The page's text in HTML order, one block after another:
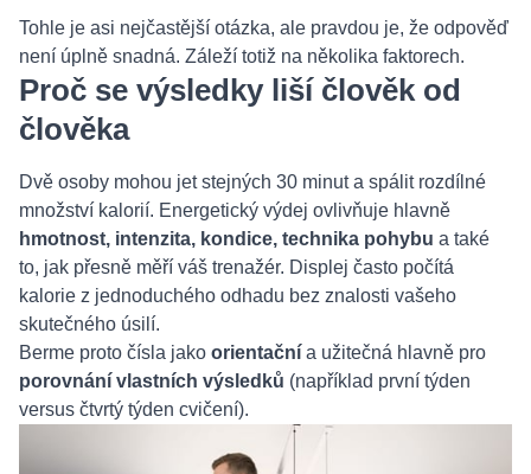
Tohle je asi nejčastější otázka, ale pravdou je, že odpověď
není úplně snadná. Záleží totiž na několika faktorech.
Proč se výsledky liší člověk od
člověka
Dvě osoby mohou jet stejných 30 minut a spálit rozdílné
množství kalorií. Energetický výdej ovlivňuje hlavně
hmotnost, intenzita, kondice, technika pohybu a také
to, jak přesně měří váš trenažér. Displej často počítá
kalorie z jednoduchého odhadu bez znalosti vašeho
skutečného úsilí.
Berme proto čísla jako orientační a užitečná hlavně pro
porovnání vlastních výsledků (například první týden
versus čtvrtý týden cvičení).